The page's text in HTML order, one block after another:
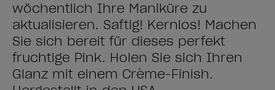
wöchentlich Ihre Maniküre zu
aktualisieren. Saftig! Kernlos! Machen
Sie sich bereit für dieses perfekt
fruchtige Pink. Holen Sie sich Ihren
Glanz mit einem Crème-Finish.